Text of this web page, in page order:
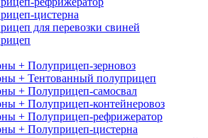
цистерна
для перевозки свиней
+ Полуприцеп-зерновоз
+ Тентованный полуприцеп
+ Полуприцеп-самосвал
+ Полуприцеп-контейнеровоз
+ Полуприцеп-рефрижератор
+ Полуприцеп-цистерна